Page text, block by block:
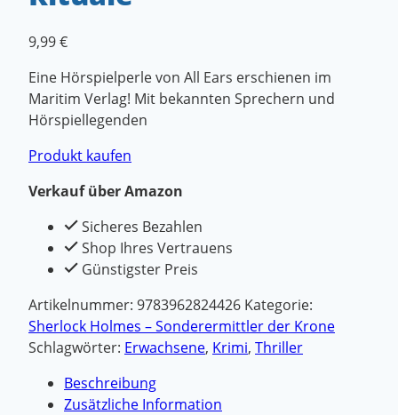
9,99€
Eine Hörspielperle von All Ears erschienen im
Maritim Verlag! Mit bekannten Sprechern und
Hörspiellegenden
Produkt kaufen
Verkauf über Amazon
Sicheres Bezahlen
Shop Ihres Vertrauens
Günstigster Preis
Artikelnummer: 9783962824426 Kategorie:
Sherlock Holmes – Sonderermittler der Krone
Schlagwörter: Erwachsene, Krimi, Thriller
Beschreibung
Zusätzliche Information